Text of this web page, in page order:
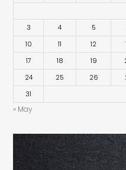
3
4 5
10
11 12
17
18 19
24
25 26
31
« May